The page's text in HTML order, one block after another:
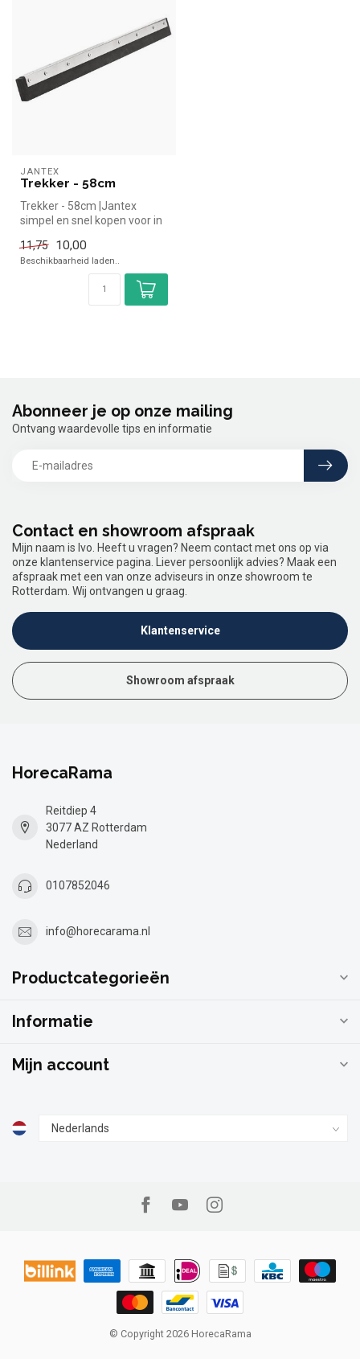
JANTEX
Trekker - 58cm
Trekker - 58cm |Jantex
simpel en snel kopen voor in
11,75
10,00
Beschikbaarheid laden..
Contact en showroom afspraak
Mijn naam is Ivo. Heeft u vragen? Neem contact met ons op via
onze klantenservice pagina. Liever persoonlijk advies? Maak een
afspraak met een van onze adviseurs in onze showroom te
Rotterdam. Wij ontvangen u graag.
Klantenservice
Showroom afspraak
Abonneer je op onze mailing
Ontvang waardevolle tips en informatie
HorecaRama
Reitdiep 4
3077 AZ Rotterdam
Nederland
0107852046
info@horecarama.nl
Productcategorieën
Informatie
Mijn account
© Copyright 2026 HorecaRama